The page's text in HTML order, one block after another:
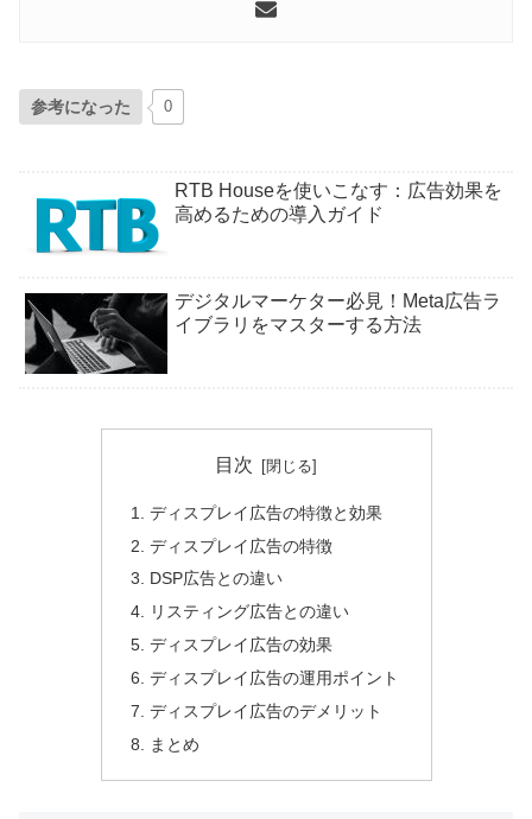
参考になった 0
RTB Houseを使いこなす：広告効果を
高めるための導入ガイド
デジタルマーケター必見！Meta広告ラ
イブラリをマスターする方法
目次
ディスプレイ広告の特徴と効果
ディスプレイ広告の特徴
DSP広告との違い
リスティング広告との違い
ディスプレイ広告の効果
ディスプレイ広告の運用ポイント
ディスプレイ広告のデメリット
まとめ